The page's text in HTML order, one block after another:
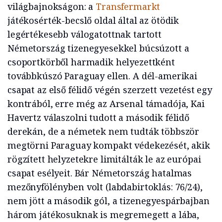
világbajnokságon: a Transfermarkt
játékosérték-becslő oldal által az ötödik
legértékesebb válogatottnak tartott
Németország tizenegyesekkel búcsúzott a
csoportkörből harmadik helyezettként
továbbkúszó Paraguay ellen. A dél-amerikai
csapat az első félidő végén szerzett vezetést egy
kontrából, erre még az Arsenal támadója, Kai
Havertz válaszolni tudott a második félidő
derekán, de a németek nem tudták többször
megtörni Paraguay kompakt védekezését, akik
rögzített helyzetekre limitálták le az európai
csapat esélyeit. Bár Németország hatalmas
mezőnyfölényben volt (labdabirtoklás: 76/24),
nem jött a második gól, a tizenegyespárbajban
három játékosuknak is megremegett a lába,